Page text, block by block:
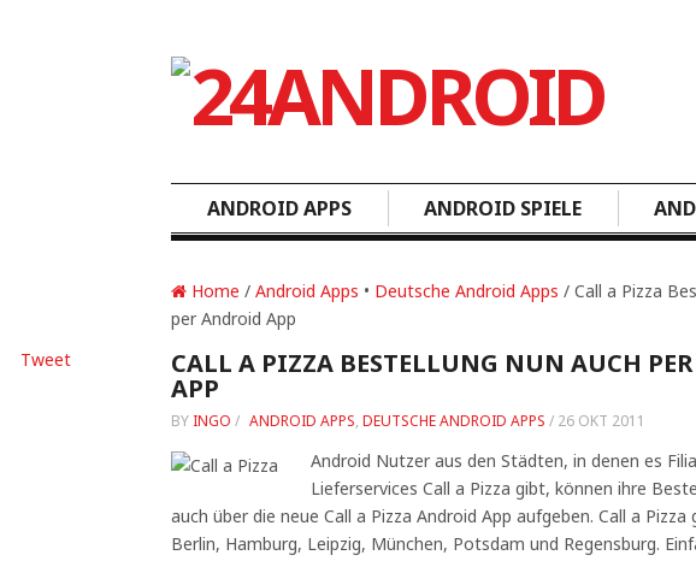
ANDROID APPS ANDROID SPIELE
Home / Android Apps • Deutsche Android Apps / Call a Pizza
per Android App
CALL A PIZZA BESTELLUNG NUN AUCH
APP
BY INGO / ANDROID APPS, DEUTSCHE ANDROID APPS / 26 OKT 2011
Android Nutzer aus den Städten, in denen es
Lieferservices Call a Pizza gibt, können ihre
auch über die neue Call a Pizza Android App aufgeben. Call a Pizza
Berlin, Hamburg, Leipzig, München, Potsdam und Regensburg.
Tweet